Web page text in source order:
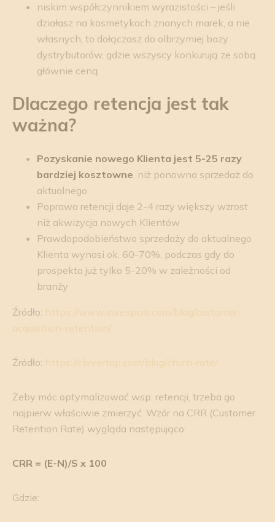
niskim współczynnikiem wyrazistości – jeśli
działasz na kosmetykach znanych marek, a nie
własnych, to dołączasz do olbrzymiej bazy
dystrybutorów, gdzie wszyscy konkurują ze sobą
głównie ceną
Dlaczego retencja jest tak
ważna?
Pozyskanie nowego Klienta jest 5-25 razy
bardziej kosztowne , niż ponowna sprzedaż do
aktualnego
Poprawa retencji daje 2-4 razy większy wzrost
niż akwizycja nowych Klientów
Prawdopodobieństwo sprzedaży do aktualnego
Klienta wynosi ok. 60-70%, podczas gdy do
prospekta już tylko 5-20% w zależności od
branży
Źródło: https://www.invespcro.com/blog/customer-
acquisition-retention/
Źródło: https://clevertap.com/blog/churn-rate/
Żeby móc optymalizować wsp. retencji, trzeba go
najpierw właściwie zmierzyć. Wzór na CRR (Customer
Retention Rate) wygląda następująco:
CRR = (E-N)/S x 100
Gdzie: